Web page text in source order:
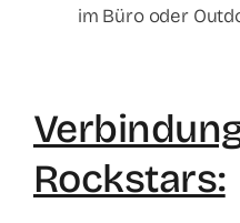
im Büro oder
Rockstars: